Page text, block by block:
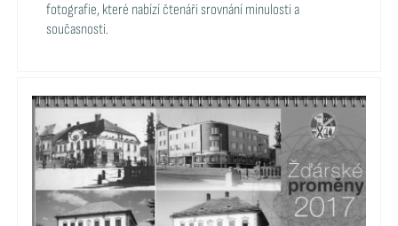
fotografie, které nabízí čtenáři srovnání minulosti a
současnosti.